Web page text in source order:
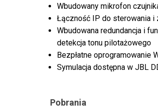
Wbudowany mikrofon
Łączność IP do sterowania i
Wbudowana redundancja i
detekcja tonu pilotażowego
Bezpłatne oprogramowanie
Symulacja dostępna w JBL
Pobrania